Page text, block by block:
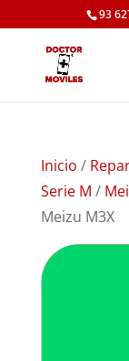
93
Inicio /
Serie M /
Meizu M3X